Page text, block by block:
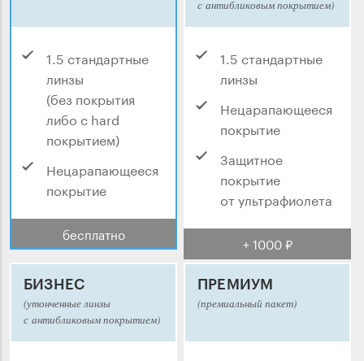
1.5 стандартные
линзы
(без покрытия
либо с hard
покрытием)
Нецарапающееся
покрытие
бесплатно
с антибликовым покрытием)
1.5 стандартные
линзы
Нецарапающееся
покрытие
Защитное
покрытие
от ультрафиолета
+ 1000 ₽
БИЗНЕС
(утонченные линзы
с антибликовым покрытием)
ПРЕМИУМ
(премиальный пакет)